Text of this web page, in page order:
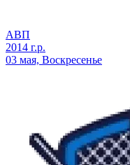
АВП
2014 г.р.
03 мая, Воскресенье